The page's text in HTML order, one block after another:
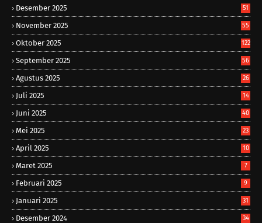
Desember 2025 51
November 2025 55
Oktober 2025 122
September 2025 56
Agustus 2025 26
Juli 2025 14
Juni 2025 40
Mei 2025 23
April 2025 10
Maret 2025 7
Februari 2025 9
Januari 2025 31
Desember 2024 34